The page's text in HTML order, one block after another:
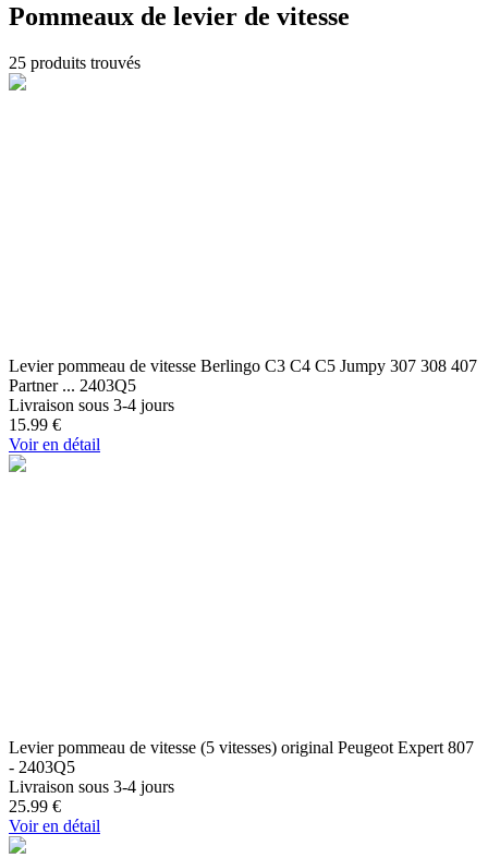
Pommeaux de levier de vitesse
25 produits trouvés
Levier pommeau de vitesse Berlingo C3 C4 C5 Jumpy 307 308 407
Partner ... 2403Q5
Livraison sous 3-4 jours
15.99 €
Voir en détail
Levier pommeau de vitesse (5 vitesses) original Peugeot Expert 807
- 2403Q5
Livraison sous 3-4 jours
25.99 €
Voir en détail